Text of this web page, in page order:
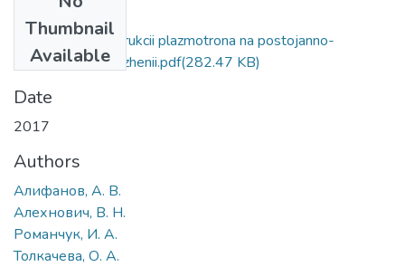
Thumbnail
Available
Razrabotka konstrukcii plazmotrona na postojanno-
impulsnom naprjazhenii.pdf(282.47 KB)
Date
2017
Authors
Алифанов, А. В.
Алехнович, В. Н.
Романчук, И. А.
Толкачева, О. А.